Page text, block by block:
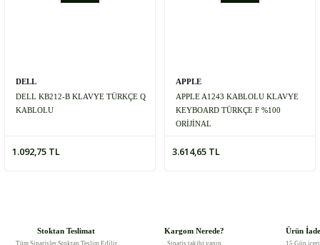
DELL
DELL KB212-B KLAVYE TÜRKÇE Q
KABLOLU
1.092,75 TL
APPLE
APPLE A1243 KABLOLU KLAVYE
KEYBOARD TÜRKÇE F %100
ORİJİNAL
3.614,65 TL
Stoktan Teslimat
Tüm Siparişler Stoktan Teslim Edilir
Kargom Nerede?
Sipariş takibi yapın
Ürün
15 Gün